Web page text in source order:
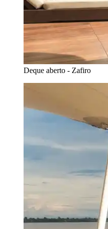
Deque aberto - Zafiro